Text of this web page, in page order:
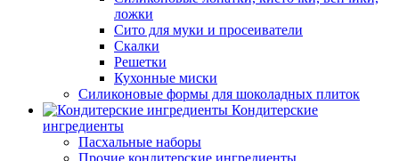
ложки
Сито для муки и просеиватели
Скалки
Решетки
Кухонные миски
Силиконовые формы для шоколадных плиток
Кондитерские
ингредиенты
Пасхальные наборы
Прочие кондитерские ингредиенты